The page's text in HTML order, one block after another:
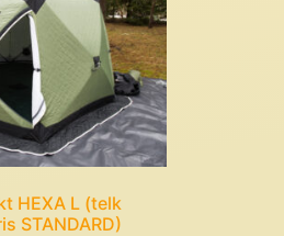
HEXA L (telk
STANDARD)